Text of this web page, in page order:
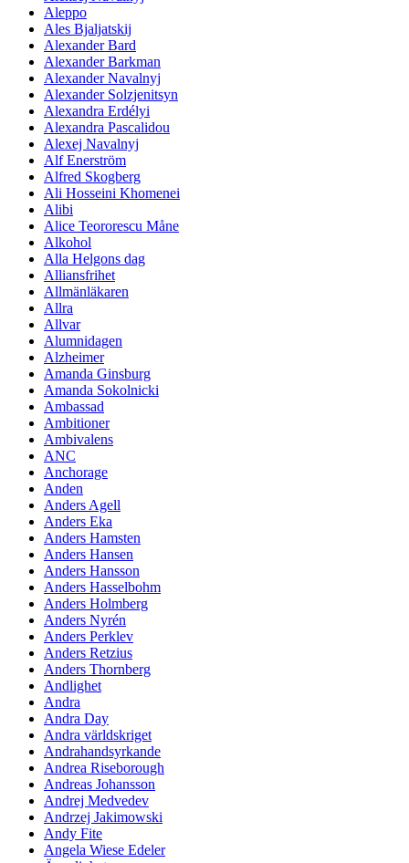
Aleppo
Ales Bjaljatskij
Alexander Bard
Alexander Barkman
Alexander Navalnyj
Alexander Solzjenitsyn
Alexandra Erdélyi
Alexandra Pascalidou
Alexej Navalnyj
Alf Enerström
Alfred Skogberg
Ali Hosseini Khomenei
Alibi
Alice Teororescu Måne
Alkohol
Alla Helgons dag
Alliansfrihet
Allmänläkaren
Allra
Allvar
Alumnidagen
Alzheimer
Amanda Ginsburg
Amanda Sokolnicki
Ambassad
Ambitioner
Ambivalens
ANC
Anchorage
Anden
Anders Agell
Anders Eka
Anders Hamsten
Anders Hansen
Anders Hansson
Anders Hasselbohm
Anders Holmberg
Anders Nyrén
Anders Perklev
Anders Retzius
Anders Thornberg
Andlighet
Andra
Andra Day
Andra världskriget
Andrahandsyrkande
Andrea Riseborough
Andreas Johansson
Andrej Medvedev
Andrzej Jakimowski
Andy Fite
Angela Wiese Edeler